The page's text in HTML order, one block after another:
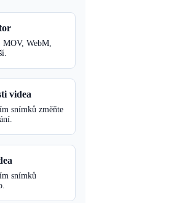
MOV, WebM,
videa
snímků změňte
snímků